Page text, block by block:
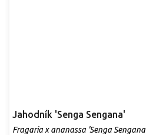
Jahodník 'Senga Sengana'
Fragaria x ananassa 'Senga Sengana'